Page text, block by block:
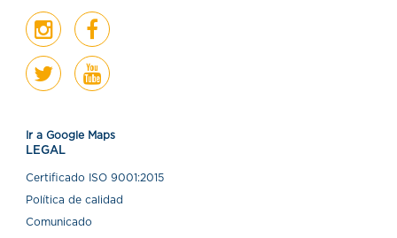
Ir a Google Maps
LEGAL
Certiﬁcado ISO 9001:2015
Política de calidad
Comunicado